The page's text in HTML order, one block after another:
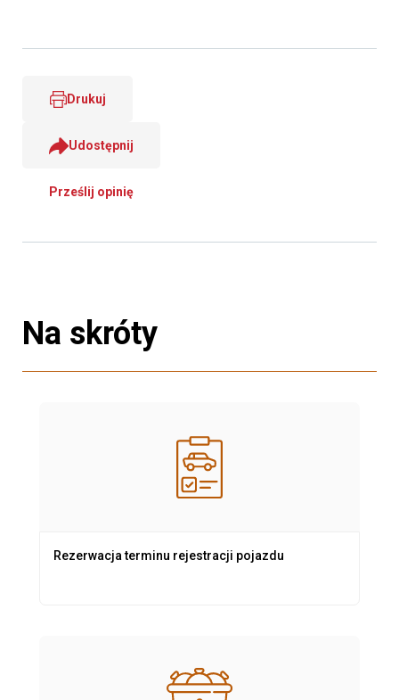
Drukuj
Udostępnij
Prześlij opinię
Na skróty
Rezerwacja terminu rejestracji pojazdu